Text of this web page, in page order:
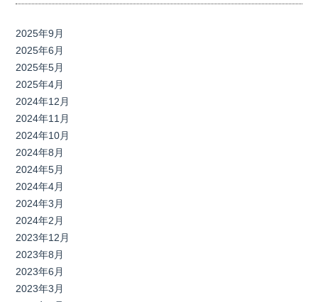
2025年9月
2025年6月
2025年5月
2025年4月
2024年12月
2024年11月
2024年10月
2024年8月
2024年5月
2024年4月
2024年3月
2024年2月
2023年12月
2023年8月
2023年6月
2023年3月